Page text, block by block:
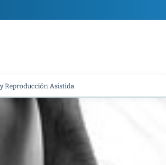
Reproducción Asistida